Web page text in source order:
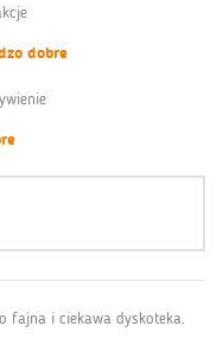
dobre
fajna i ciekawa dyskoteka.